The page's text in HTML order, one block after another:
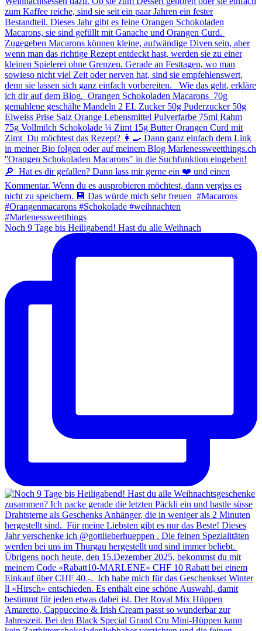
Noch 9 Tage bis Heiligabend! Hast du alle Weihnach